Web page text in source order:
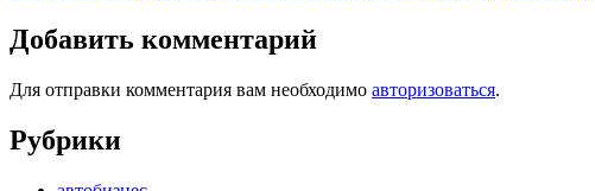
Добавить комментарий
Для отправки комментария вам необходимо авторизоваться.
Рубрики